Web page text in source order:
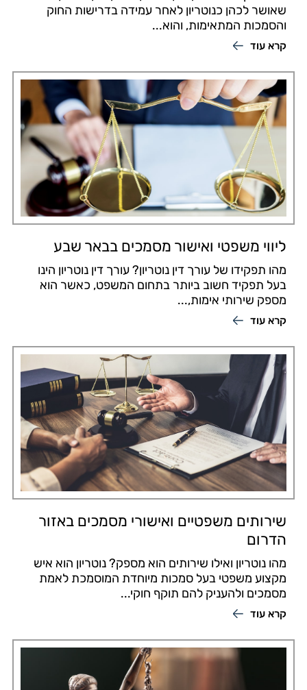
שאושר לכהן כנוטריון לאחר עמידה בדרישות החוק
והסמכות המתאימות, והוא...
קרא עוד
ליווי משפטי ואישור מסמכים בבאר שבע
מהו תפקידו של עורך דין נוטריון? עורך דין נוטריון הינו
בעל תפקיד חשוב ביותר בתחום המשפט, כאשר הוא
מספק שירותי אימות,...
קרא עוד
שירותים משפטיים ואישורי מסמכים באזור
הדרום
מהו נוטריון ואילו שירותים הוא מספק? נוטריון הוא איש
מקצוע משפטי בעל סמכות מיוחדת המוסמכת לאמת
מסמכים ולהעניק להם תוקף חוקי...
קרא עוד